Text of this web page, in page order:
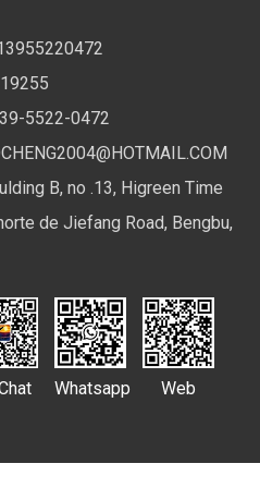
5522-0472
B, no .13, Higreen Time
de Jiefang Road, Bengbu,
Whatsapp Web